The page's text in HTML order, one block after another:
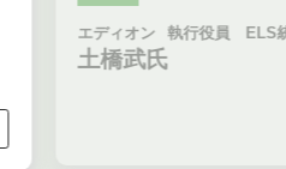
エディオン 執行役員 ELS
土橋武氏